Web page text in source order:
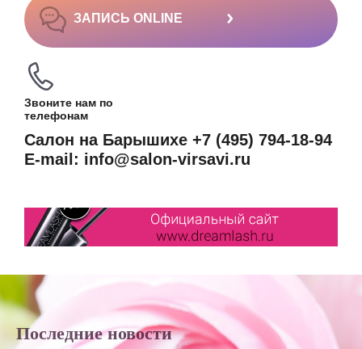
ЗАПИСЬ ONLINE ›
Звоните нам по
телефонам
Салон на Барышихе +7 (495) 794-18-94
E-mail: info@salon-virsavi.ru
Последние новости